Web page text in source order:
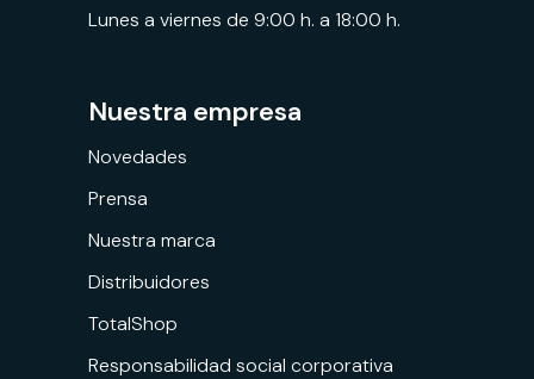
Lunes a viernes de 9:00 h. a 18:00 h.
Nuestra empresa
Novedades
Prensa
Nuestra marca
Distribuidores
TotalShop
Responsabilidad social corporativa